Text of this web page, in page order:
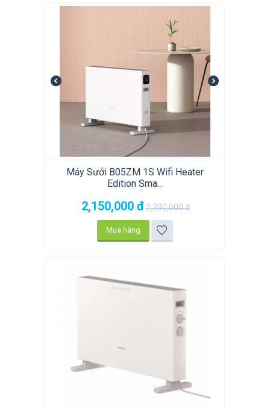
Máy Sưởi B05ZM 1S Wifi Heater
Edition Sma...
2,150,000 đ2,390,000đ
Mua hàng